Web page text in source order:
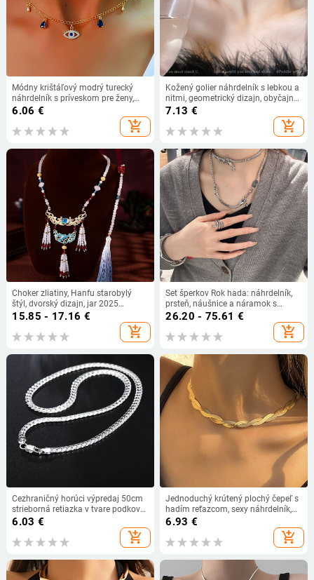
Módny krištáľový modrý turecký
náhrdelník s príveskom pre ženy,
kvapka vody, jednoduchý boho
dievčenský náhrdelník, darčekové
šperky
6.06 €
add_shopping_cart
Kožený golier náhrdelník s lebkou a
nitmi, geometrický dizajn, obyčajný
reťaz
7.13 €
add_shopping_cart
Choker zliatiny, Hanfu starobylý
štýl, dvorský dizajn, jar 2025
vydanie, guľatý reťaz, pôvod Jinhua
15.85 - 17.16 €
add_shopping_cart
Set šperkov Rok hada: náhrdelník,
prsteň, náušnice a náramok s
geometrickým dizajnom z medi;
príves zliatiny; reťaz štandardná;
pre ženy; leto 2025
26.20 - 75.61 €
add_shopping_cart
Cezhraničný horúci výpredaj 50cm
strieborná retiazka v tvare podkovy
60mm bočná retiazka ľahká
luxusná šifrovaná reliéfna retiazka
6.03 €
add_shopping_cart
Jednoduchý krútený plochý čepeľ s
hadím reťazcom, sexy náhrdelník,
dámsky 2022, vintage zlatá farba,
dievčenské módne šperky
6.93 €
add_shopping_cart